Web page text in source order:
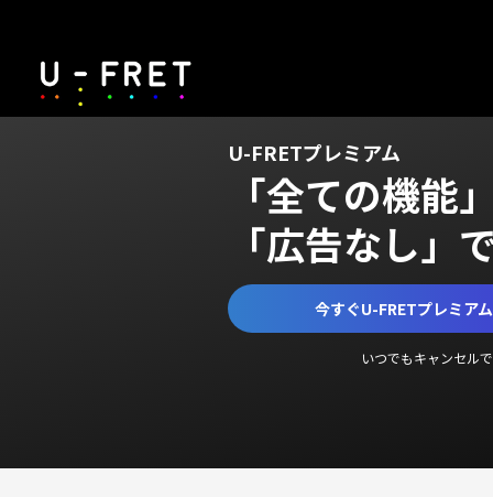
U-FRETプレミアム
「全ての機能
「広告なし」
今すぐU-FRETプレミア
いつでもキャンセル